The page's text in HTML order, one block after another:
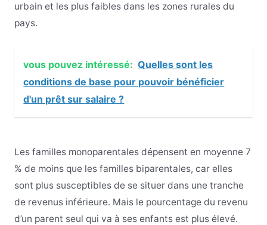
urbain et les plus faibles dans les zones rurales du
pays.
vous pouvez intéressé: Quelles sont les
conditions de base pour pouvoir bénéficier
d'un prêt sur salaire ?
Les familles monoparentales dépensent en moyenne 7
% de moins que les familles biparentales, car elles
sont plus susceptibles de se situer dans une tranche
de revenus inférieure. Mais le pourcentage du revenu
d’un parent seul qui va à ses enfants est plus élevé.